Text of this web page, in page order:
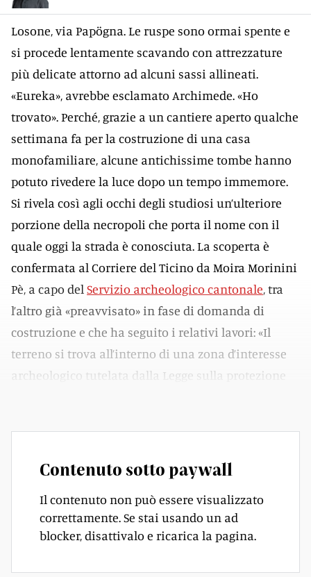
Losone, via Papögna. Le ruspe sono ormai spente e
si procede lentamente scavando con attrezzature
più delicate attorno ad alcuni sassi allineati.
«Eureka», avrebbe esclamato Archimede. «Ho
trovato». Perché, grazie a un cantiere aperto qualche
settimana fa per la costruzione di una casa
monofamiliare, alcune antichissime tombe hanno
potuto rivedere la luce dopo un tempo immemore.
Si rivela così agli occhi degli studiosi un’ulteriore
porzione della necropoli che porta il nome con il
quale oggi la strada è conosciuta. La scoperta è
confermata al Corriere del Ticino da Moira Morinini
Pè, a capo del Servizio archeologico cantonale, tra
l’altro già «preavvisato» in fase di domanda di
costruzione e che ha seguito i relativi lavori: «Il
terreno si trova all’interno di una zona d’interesse
archeologico tutelata dalla Legge sulla protezione
Contenuto sotto paywall
Il contenuto non può essere visualizzato
correttamente. Se stai usando un ad
blocker, disattivalo e ricarica la pagina.